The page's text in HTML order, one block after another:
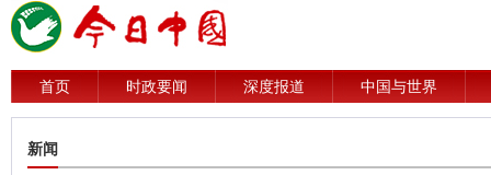
首页 时政要闻 深度报道 中国与世界
新闻